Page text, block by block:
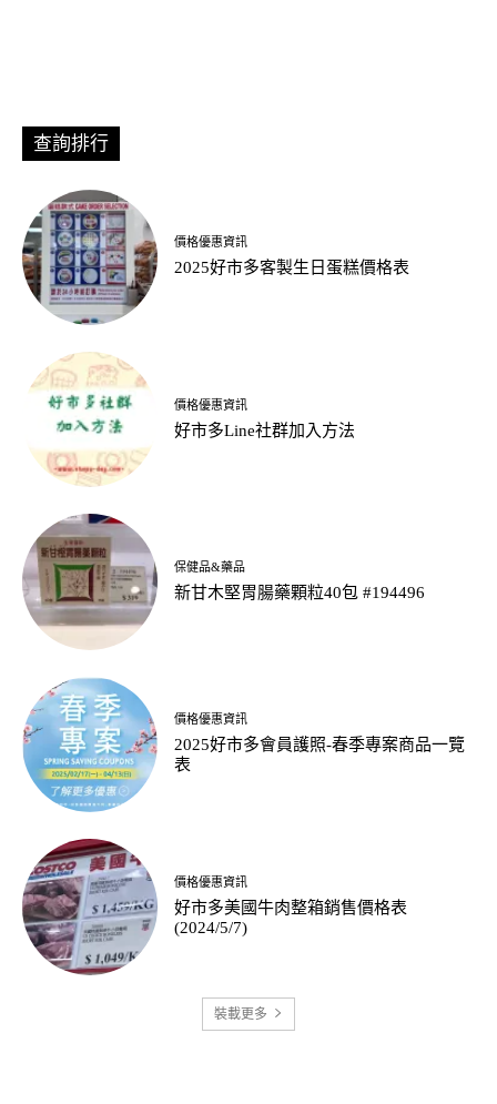
查詢排行
價格優惠資訊
2025好市多客製生日蛋糕價格表
價格優惠資訊
好市多Line社群加入方法
保健品&藥品
新甘木堅胃腸藥顆粒40包 #194496
價格優惠資訊
2025好市多會員護照-春季專案商品一覽
表
價格優惠資訊
好市多美國牛肉整箱銷售價格表
(2024/5/7)
裝載更多